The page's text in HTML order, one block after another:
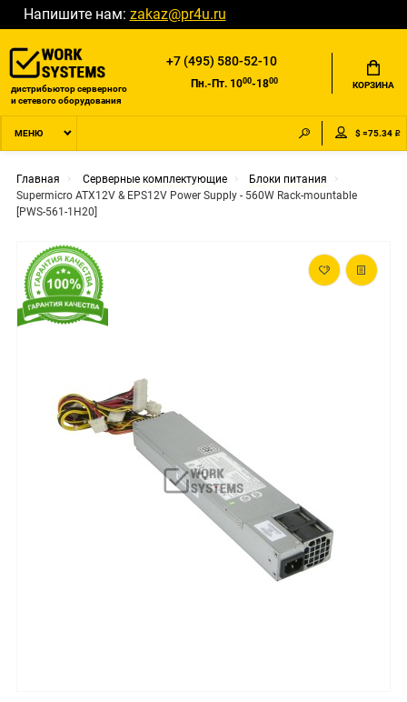
Напишите нам: zakaz@pr4u.ru
дистрибьютор серверного
и сетевого оборудования
+7 (495) 580-52-10
Пн.-Пт. 1000-1800 КОРЗИНА
МЕНЮ $ =75.34 ₽
Главная Серверные комплектующие
Блоки питания
Supermicro ATX12V & EPS12V Power Supply - 560W Rack-mountable
[PWS-561-1H20]